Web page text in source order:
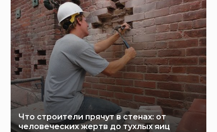
Что строители прячут в стенах: от
человеческих жертв до тухлых яиц